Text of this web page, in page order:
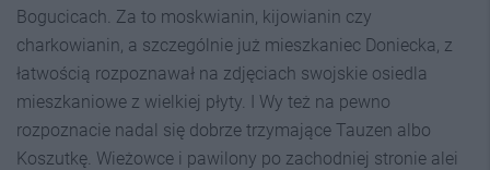
Bogucicach. Za to moskwianin, kijowianin czy
charkowianin, a szczególnie już mieszkaniec Doniecka, z
łatwością rozpoznawał na zdjęciach swojskie osiedla
mieszkaniowe z wielkiej płyty. I Wy też na pewno
rozpoznacie nadal się dobrze trzymające Tauzen albo
Koszutkę. Wieżowce i pawilony po zachodniej stronie alei